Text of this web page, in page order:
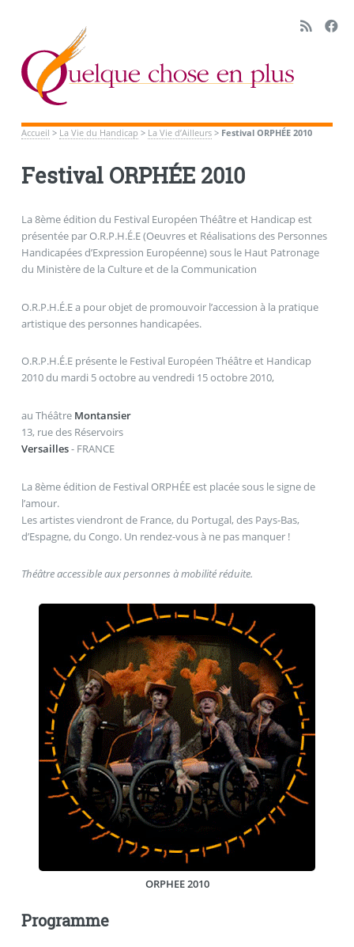
Accueil > La Vie du Handicap > La Vie d’Ailleurs> Festival ORPHÉE 2010
Festival ORPHÉE 2010
La 8ème édition du Festival Européen Théâtre et Handicap est
présentée par O.R.P.H.É.E (Oeuvres et Réalisations des Personnes
Handicapées d’Expression Européenne) sous le Haut Patronage
du Ministère de la Culture et de la Communication
O.R.P.H.É.E a pour objet de promouvoir l’accession à la pratique
artistique des personnes handicapées.
O.R.P.H.É.E présente le Festival Européen Théâtre et Handicap
2010 du mardi 5 octobre au vendredi 15 octobre 2010,
au Théâtre Montansier
13, rue des Réservoirs
Versailles- FRANCE
La 8ème édition de Festival ORPHÉE est placée sous le signe de
l’amour.
Les artistes viendront de France, du Portugal, des Pays-Bas,
d’Espagne, du Congo. Un rendez-vous à ne pas manquer !
Théâtre accessible aux personnes à mobilité réduite.
ORPHEE 2010
Programme